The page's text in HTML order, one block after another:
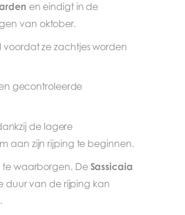
en eindigt in de
van oktober.
voordat ze zachtjes worden
gecontroleerde
de lagere
aan zijn rijping te beginnen.
waarborgen. De Sassicaia
duur van de rijping kan